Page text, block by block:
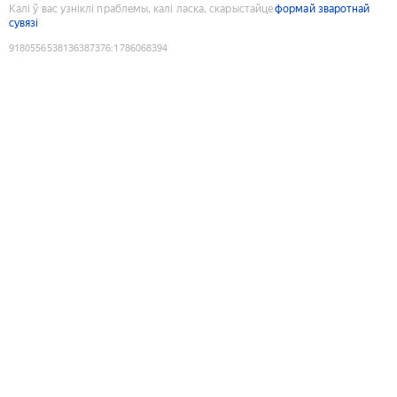
Калі ў вас узніклі праблемы, калі ласка, скарыстайцеформай зваротнай
сувязі
9180556538136387376:1786068394